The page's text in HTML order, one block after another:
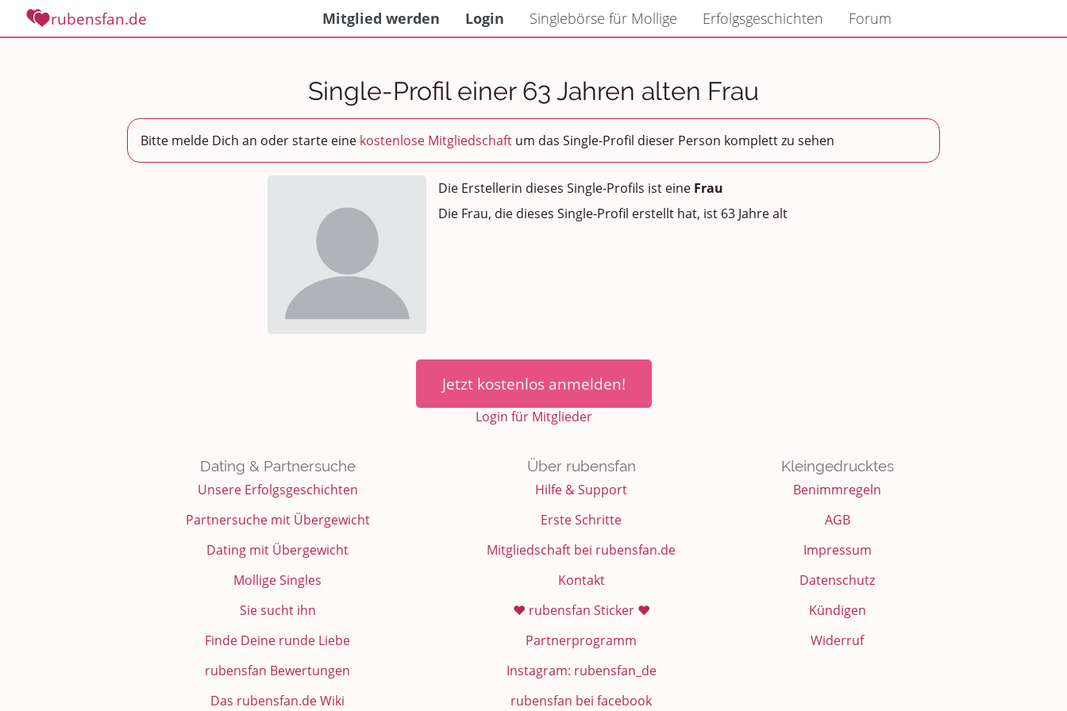
rubensfan.de Mitglied werden Login Singlebörse für Mollige Erfolgsgeschichten Forum
Single-Profil einer 63 Jahren alten Frau
Bitte melde Dich an oder starte eine kostenlose Mitgliedschaft um das Single-Profil dieser Person komplett zu sehen
Die Erstellerin dieses Single-Profils ist eine Frau
Die Frau, die dieses Single-Profil erstellt hat, ist 63 Jahre alt
Jetzt kostenlos anmelden!
Login für Mitglieder
Dating & Partnersuche
Unsere Erfolgsgeschichten
Partnersuche mit Übergewicht
Dating mit Übergewicht
Mollige Singles
Sie sucht ihn
Finde Deine runde Liebe
rubensfan Bewertungen
Das rubensfan.de Wiki
Über rubensfan
Hilfe & Support
Erste Schritte
Mitgliedschaft bei rubensfan.de
Kontakt
❤️ rubensfan Sticker ❤️
Partnerprogramm
Instagram: rubensfan_de
rubensfan bei facebook
Kleingedrucktes
Benimmregeln
AGB
Impressum
Datenschutz
Kündigen
Widerruf